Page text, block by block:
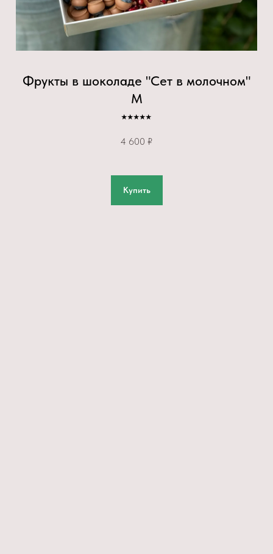
Фрукты в шоколаде "Сет в молочном"
М
⭑⭑⭑⭑⭑
4 600 ₽
Купить